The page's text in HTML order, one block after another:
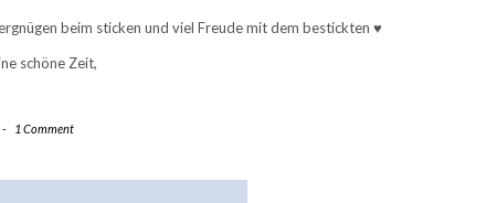
beim sticken und viel Freude mit dem bestickten ♥
schöne Zeit,
- 1 Comment